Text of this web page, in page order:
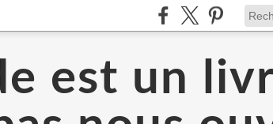
est un